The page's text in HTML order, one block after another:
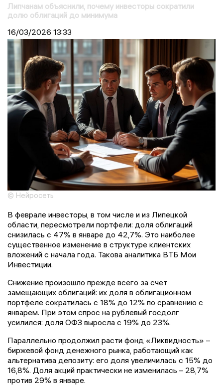
Липчанам объяснили, почему инвесторы сократили
долю облигаций до минимума
16/03/2026 13:33
© Нейросеть
В феврале инвесторы, в том числе и из Липецкой
области, пересмотрели портфели: доля облигаций
снизилась с 47% в январе до 42,7%. Это наиболее
существенное изменение в структуре клиентских
вложений с начала года. Такова аналитика ВТБ Мои
Инвестиции.
Снижение произошло прежде всего за счет
замещающих облигаций: их доля в облигационном
портфеле сократилась с 18% до 12% по сравнению с
январем. При этом спрос на рублевый госдолг
усилился: доля ОФЗ выросла с 19% до 23%.
Параллельно продолжил расти фонд «Ликвидность» –
биржевой фонд денежного рынка, работающий как
альтернатива депозиту: его доля увеличилась с 15% до
16,8%. Доля акций практически не изменилась – 28,7%
против 29% в январе.